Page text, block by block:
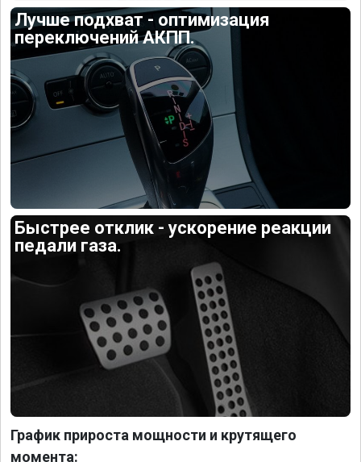
Лучше подхват - оптимизация
переключений АКПП.
Быстрее отклик - ускорение реакции
педали газа.
График прироста мощности и крутящего
момента: